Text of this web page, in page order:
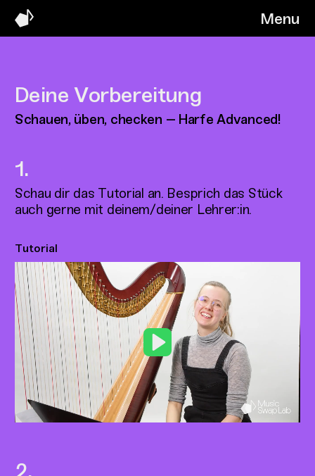
Menu
Deine Vorbereitung
Schauen, üben, checken – Harfe Advanced!
Schau dir das Tutorial an. Besprich das Stück
auch gerne mit deinem/deiner Lehrer:in.
Tutorial
Play